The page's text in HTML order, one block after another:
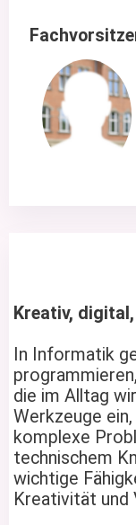
Kreativ,
In Informatik
die im Alltag
Werkzeuge
komplexe
technischem
wichtige
Kreativität und